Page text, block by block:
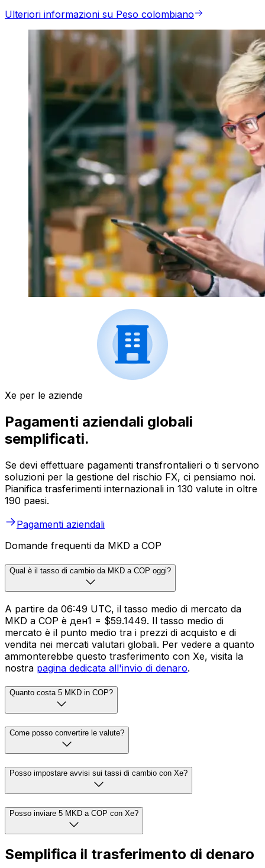
Ulteriori informazioni su Peso colombiano
Xe per le aziende
Pagamenti aziendali globali
semplificati.
Se devi effettuare pagamenti transfrontalieri o ti servono
soluzioni per la gestione del rischio FX, ci pensiamo noi.
Pianifica trasferimenti internazionali in 130 valute in oltre
190 paesi.
Pagamenti aziendali
Domande frequenti da MKD a COP
Qual è il tasso di cambio da MKD a COP oggi?
A partire da 06:49 UTC, il tasso medio di mercato da
MKD a COP è ден1 = $59.1449. Il tasso medio di
mercato è il punto medio tra i prezzi di acquisto e di
vendita nei mercati valutari globali. Per vedere a quanto
ammonterebbe questo trasferimento con Xe, visita la
nostra pagina dedicata all'invio di denaro.
Quanto costa 5 MKD in COP?
Come posso convertire le valute?
Posso impostare avvisi sui tassi di cambio con Xe?
Posso inviare 5 MKD a COP con Xe?
Semplifica il trasferimento di denaro